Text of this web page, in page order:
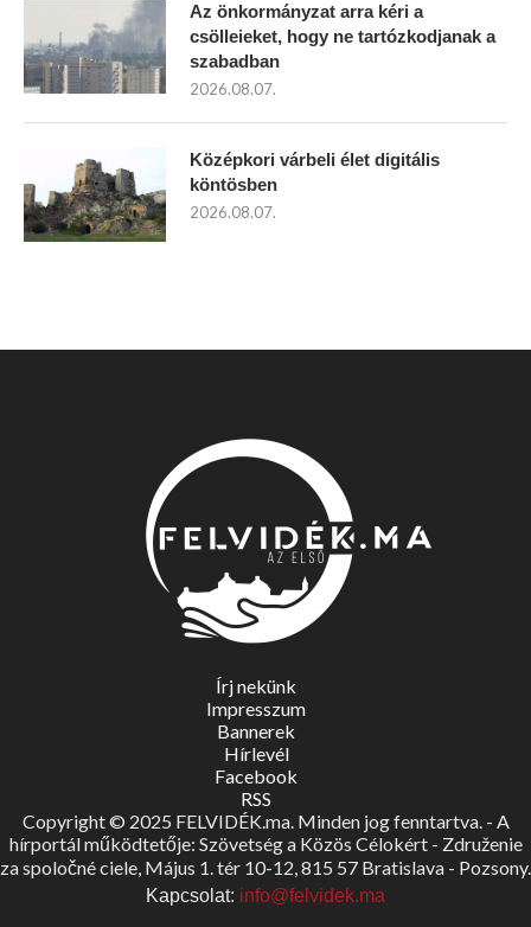
Az önkormányzat arra kéri a
csölleieket, hogy ne tartózkodjanak a
szabadban
2026.08.07.
Középkori várbeli élet digitális
köntösben
2026.08.07.
Írj nekünk
Impresszum
Bannerek
Hírlevél
Facebook
RSS
Copyright © 2025 FELVIDÉK.ma. Minden jog fenntartva. - A
hírportál működtetője: Szövetség a Közös Célokért - Združenie
za spoločné ciele, Május 1. tér 10-12, 815 57 Bratislava - Pozsony.
Kapcsolat: info@felvidek.ma